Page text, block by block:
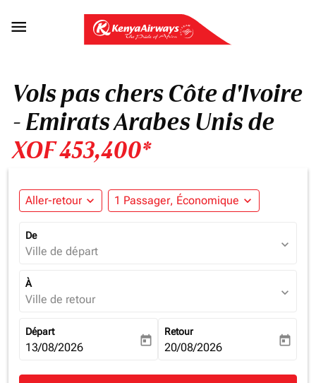

Vols pas chers Côte d'Ivoire
- Emirats Arabes Unis de
XOF 453,400*
Aller-retour expand_more 1 Passager, Économique expand_more
De
Ville de départ expand_more
À
Ville de retour expand_more
Départ
fc-booking-departure-date-aria-label
13/08/2026 today
Retour
fc-booking-return-date-aria-
20/08/2026 today